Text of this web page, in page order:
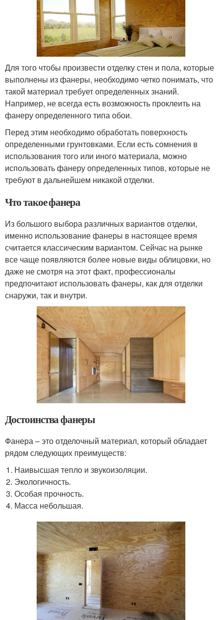
Для того чтобы произвести отделку стен и пола, которые
выполнены из фанеры, необходимо четко понимать, что
такой материал требует определенных знаний.
Например, не всегда есть возможность проклеить на
фанеру определенного типа обои.
Перед этим необходимо обработать поверхность
определенными грунтовками. Если есть сомнения в
использования того или иного материала, можно
использовать фанеру определенных типов, которые не
требуют в дальнейшем никакой отделки.
Что такое фанера
Из большого выбора различных вариантов отделки,
именно использование фанеры в настоящее время
считается классическим вариантом. Сейчас на рынке
все чаще появляются более новые виды облицовки, но
даже не смотря на этот факт, профессионалы
предпочитают использовать фанеры, как для отделки
снаружи, так и внутри.
Достоинства фанеры
Фанера – это отделочный материал, который обладает
рядом следующих преимуществ:
Наивысшая тепло и звукоизоляции.
Экологичность.
Особая прочность.
Масса небольшая.